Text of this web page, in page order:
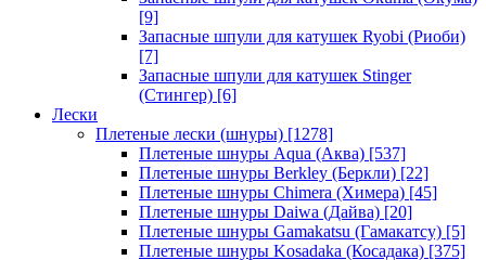
[9]
Запасные шпули для катушек Ryobi (Риоби)
[7]
Запасные шпули для катушек Stinger
(Стингер) [6]
Лески
Плетеные лески (шнуры) [1278]
Плетеные шнуры Aqua (Аква) [537]
Плетеные шнуры Berkley (Беркли) [22]
Плетеные шнуры Chimera (Химера) [45]
Плетеные шнуры Daiwa (Дайва) [20]
Плетеные шнуры Gamakatsu (Гамакатсу) [5]
Плетеные шнуры Kosadaka (Косадака) [375]